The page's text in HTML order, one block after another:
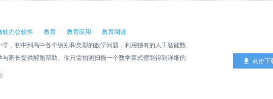
软办公软件 教育 教育应用
教育阅读
初中到高中各个级别和类型的数学问题，利用独有的人工智能数
家长提供解题帮助。你只需拍照扫描一个数学算式便能得到详细的
外你还可以通过手写输入方便地输入你的数学算式求解。你还可以利
点击下